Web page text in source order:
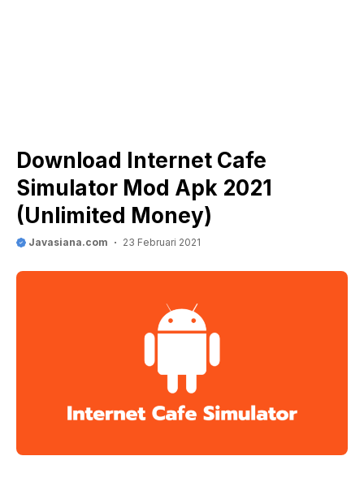
Download Internet Cafe
Simulator Mod Apk 2021
(Unlimited Money)
Javasiana.com 23 Februari 2021